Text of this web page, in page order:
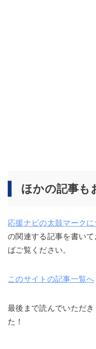
ほかの記事も
応援ナビの太鼓マークに
の関連する記事を書い
ばご覧ください。
このサイトの記事一覧へ
最後まで読んでいただ
た！